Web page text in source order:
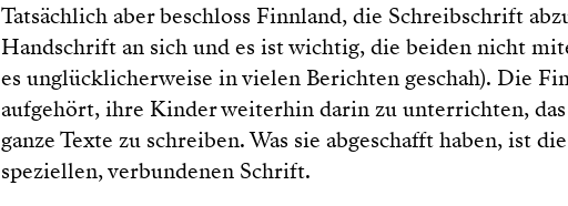
Tatsächlich aber beschloss Finnland, die Schreibschrift
Handschrift an sich und es ist wichtig, die beiden nicht
es unglücklicherweise in vielen Berichten geschah). Die
aufgehört, ihre Kinder weiterhin darin zu unterrichten,
ganze Texte zu schreiben. Was sie abgeschafft haben, ist
speziellen, verbundenen Schrift.